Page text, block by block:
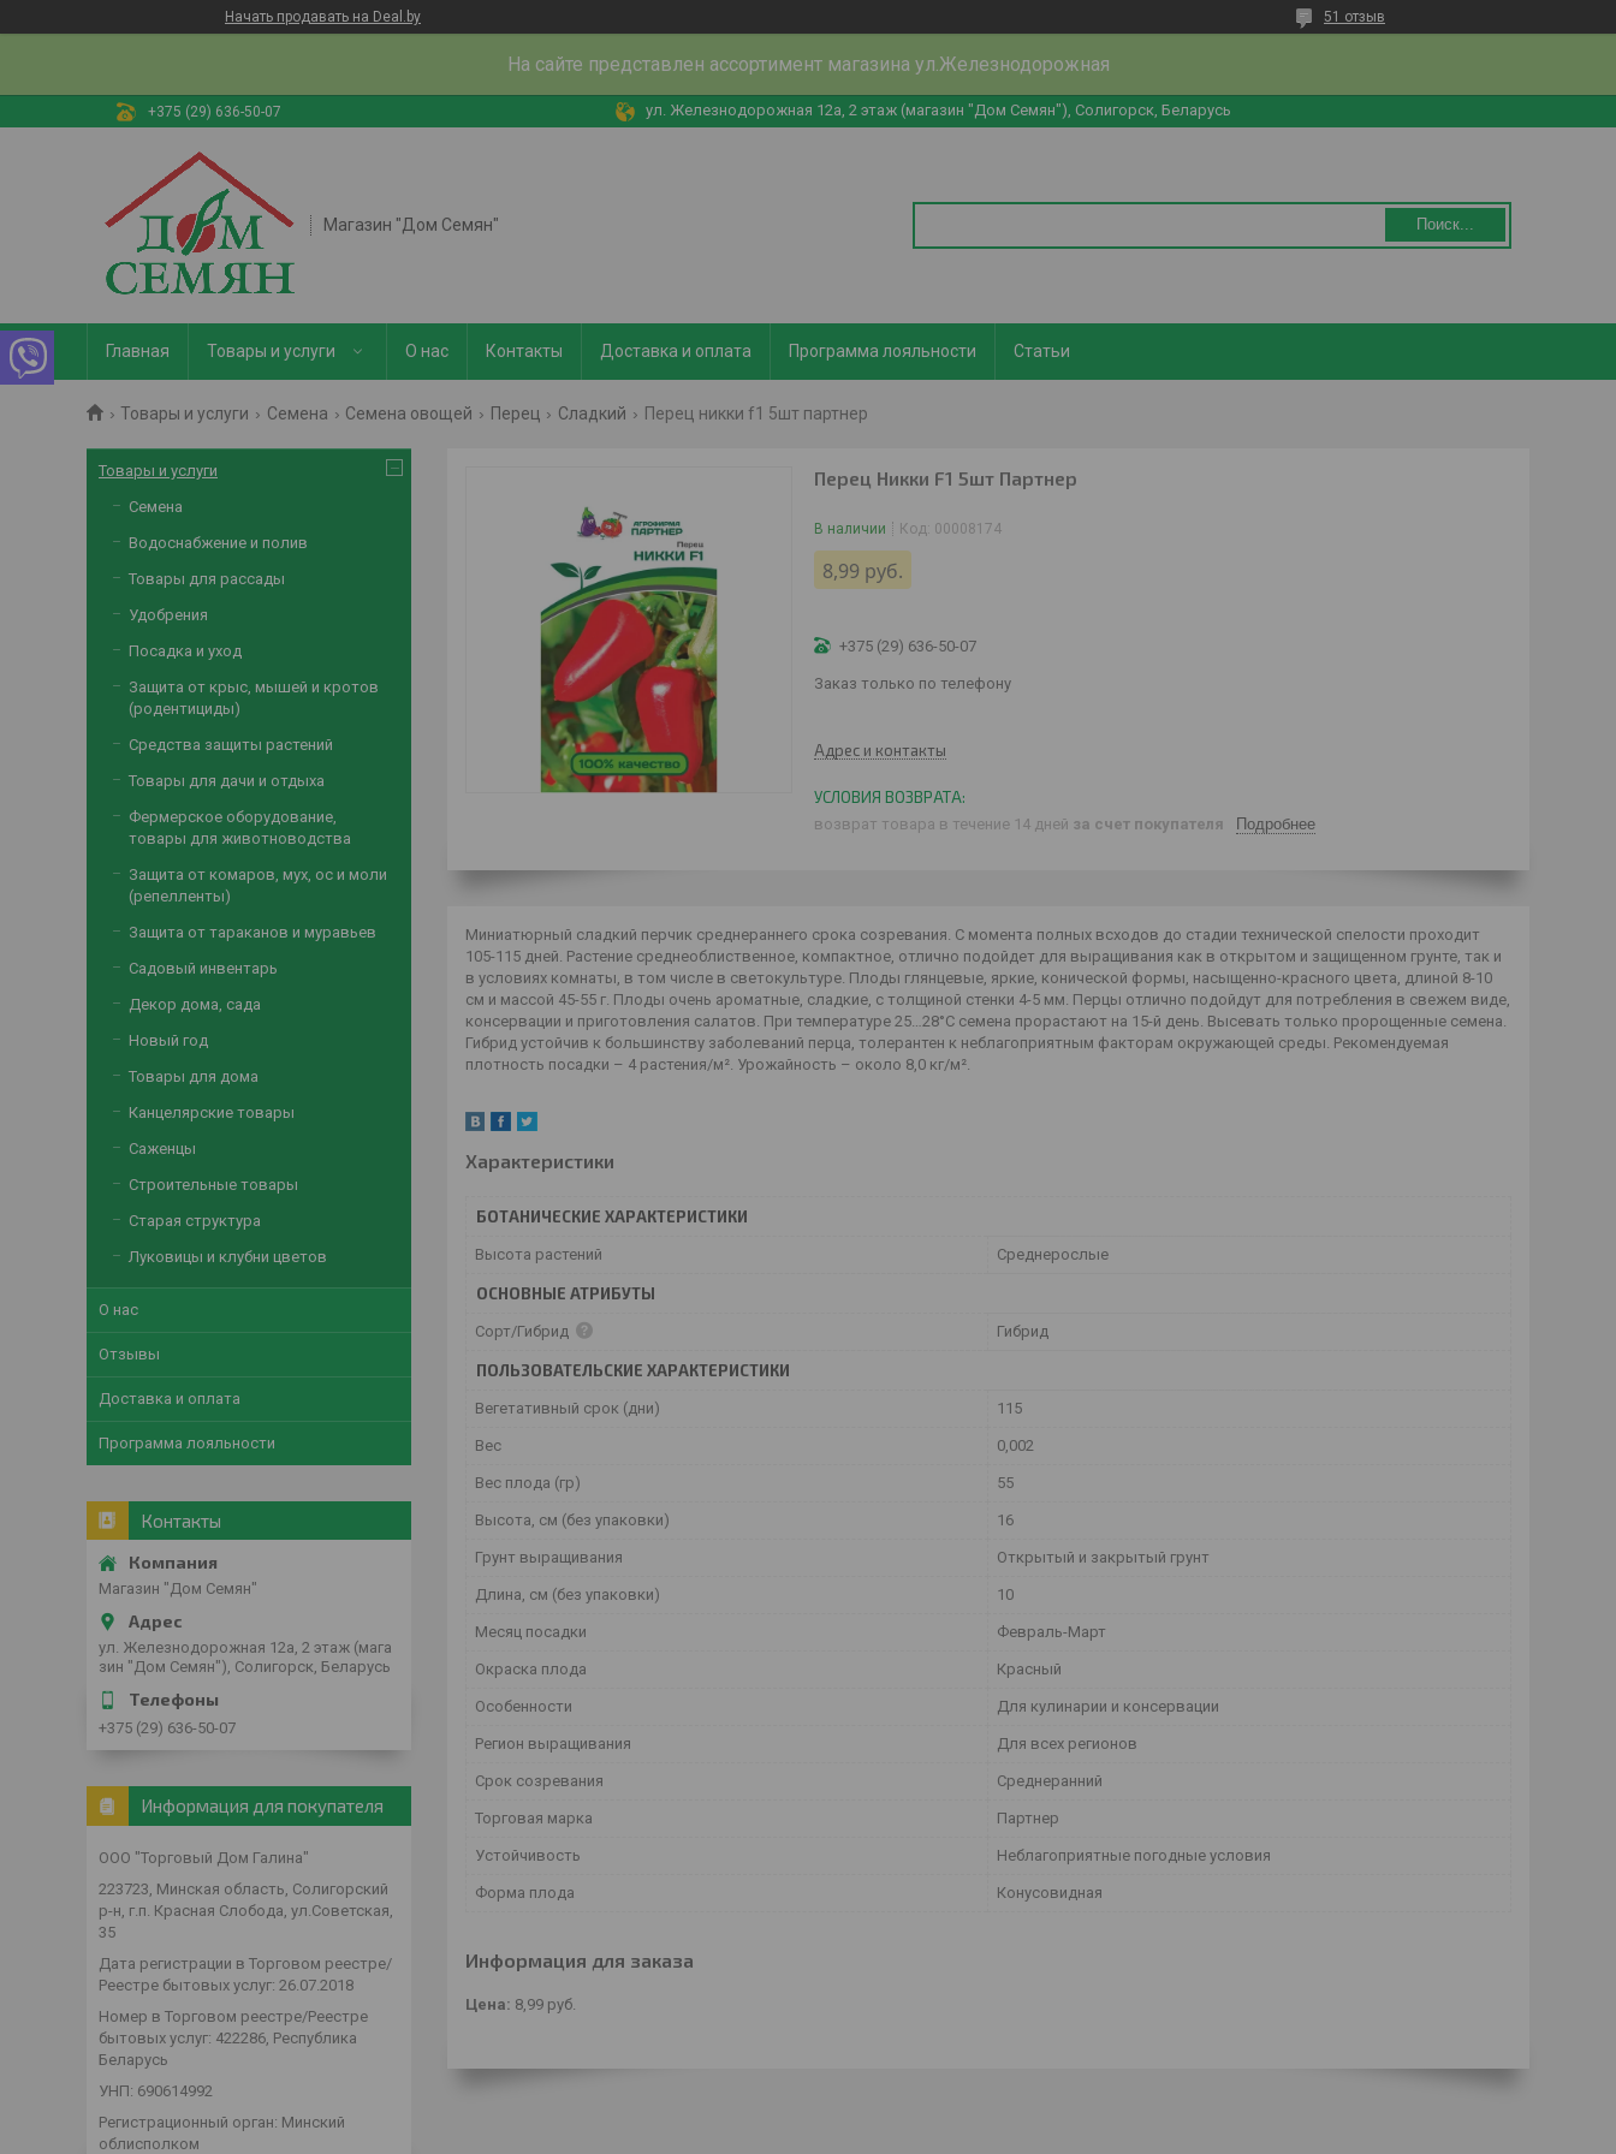
Начать продавать на Deal.by 51 отзыв
На сайте представлен ассортимент магазина ул.Железнодорожная
+375 (29) 636-50-07 ул. Железнодорожная 12а, 2 этаж (магазин "Дом Семян"), Солигорск, Беларусь
Магазин "Дом Семян" Поиск...
Главная Товары и услуги О нас Контакты Доставка и оплата Программа лояльности Статьи
Товары и услуги Семена Семена овощей Перец Сладкий Перец никки f1 5шт партнер
Перец Никки F1 5шт Партнер
В наличии Код: 00008174
8,99 руб.
+375 (29) 636-50-07
Заказ только по телефону
Адрес и контакты
возврат товара в течение 14 дней за счет покупателя Подробнее
Миниатюрный сладкий перчик среднераннего срока созревания. С момента полных всходов до стадии технической спелости проходит
105-115 дней. Растение среднеоблиственное, компактное, отлично подойдет для выращивания как в открытом и защищенном грунте, так и
в условиях комнаты, в том числе в светокультуре. Плоды глянцевые, яркие, конической формы, насыщенно-красного цвета, длиной 8-10
см и массой 45-55 г. Плоды очень ароматные, сладкие, с толщиной стенки 4-5 мм. Перцы отлично подойдут для потребления в свежем виде,
консервации и приготовления салатов. При температуре 25…28°C семена прорастают на 15-й день. Высевать только пророщенные семена.
Гибрид устойчив к большинству заболеваний перца, толерантен к неблагоприятным факторам окружающей среды. Рекомендуемая
плотность посадки – 4 растения/м². Урожайность – около 8,0 кг/м².
Характеристики
БОТАНИЧЕСКИЕ ХАРАКТЕРИСТИКИ
Высота растений Среднерослые
ОСНОВНЫЕ АТРИБУТЫ
Сорт/Гибрид Гибрид
ПОЛЬЗОВАТЕЛЬСКИЕ ХАРАКТЕРИСТИКИ
Вегетативный срок (дни) 115
Вес 0,002
Вес плода (гр) 55
Высота, см (без упаковки) 16
Грунт выращивания Открытый и закрытый грунт
Длина, см (без упаковки) 10
Месяц посадки Февраль-Март
Окраска плода Красный
Особенности Для кулинарии и консервации
Регион выращивания Для всех регионов
Срок созревания Среднеранний
Торговая марка Партнер
Устойчивость Неблагоприятные погодные условия
Форма плода Конусовидная
Информация для заказа
Цена: 8,99 руб.
Товары и услуги
Семена
Водоснабжение и полив
Товары для рассады
Удобрения
Посадка и уход
Защита от крыс, мышей и кротов
(родентициды)
Средства защиты растений
Товары для дачи и отдыха
Фермерское оборудование,
товары для животноводства
Защита от комаров, мух, ос и моли
(репелленты)
Защита от тараканов и муравьев
Садовый инвентарь
Декор дома, сада
Новый год
Товары для дома
Канцелярские товары
Саженцы
Строительные товары
Старая структура
Луковицы и клубни цветов
О нас
Отзывы
Доставка и оплата
Программа лояльности
Контакты
Магазин "Дом Семян"
ул. Железнодорожная 12а, 2 этаж (мага
зин "Дом Семян"), Солигорск, Беларусь
+375 (29) 636-50-07
Информация для покупателя
ООО "Торговый Дом Галина"
223723, Минская область, Солигорский
р-н, г.п. Красная Слобода, ул.Советская,
35
Дата регистрации в Торговом реестре/
Реестре бытовых услуг: 26.07.2018
Номер в Торговом реестре/Реестре
бытовых услуг: 422286, Республика
Беларусь
УНП: 690614992
Регистрационный орган: Минский
облисполком